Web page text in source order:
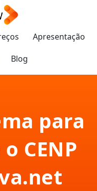
Apresentação
Blog
para
CENP